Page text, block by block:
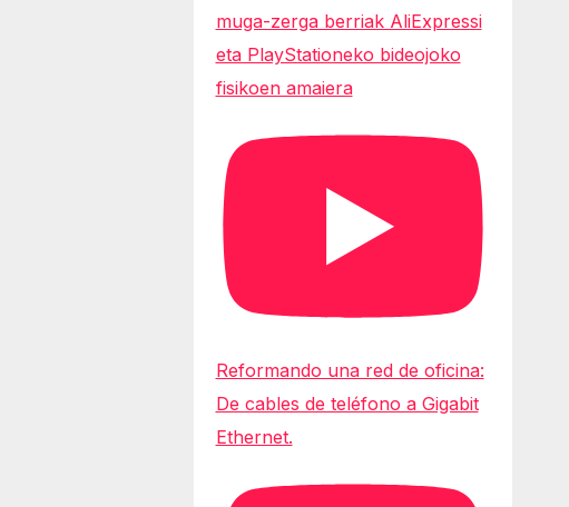
muga-zerga berriak AliExpressi
eta PlayStationeko bideojoko
fisikoen amaiera
Reformando una red de oficina:
De cables de teléfono a Gigabit
Ethernet.